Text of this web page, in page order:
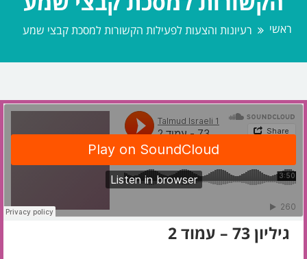
ראשי רעיונות והצעות לפעילות הקשורות למסכת קבצי שמע
גיליון 73 – עמוד 2